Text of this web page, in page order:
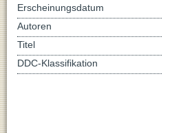
Erscheinungsdatum
Autoren
Titel
DDC-Klassifikation